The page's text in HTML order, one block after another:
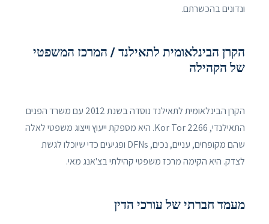
ונדונים בהכשרתם.
הקרן הבינלאומית לתאילנד / המרכז המשפטי
של הקהילה
הקרן הבינלאומית לתאילנד נוסדה בשנת 2012 עם משרד הפנים
התאילנדי, Kor Tor 2266. היא מספקת ייעוץ וייצוג משפטי לאלה
שהם מקופחים, עניים, נכים, DFNs ופגיעים כדי שיוכלו לגשת
לצדק. היא הקימה מרכז משפטי קהילתי בצ'אנג מאי.
מעמד חברתי של עורכי הדין